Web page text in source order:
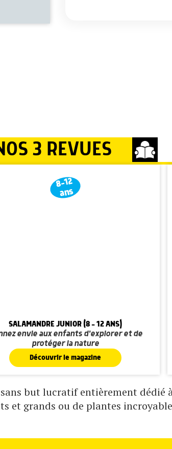
3 REVUES
8-12
ans
SALAMANDRE JUNIOR (8 - 12 ANS)
envie aux enfants d'explorer et de
protéger la nature
Découvrir le magazine
but lucratif entièrement dédié
et grands ou de plantes